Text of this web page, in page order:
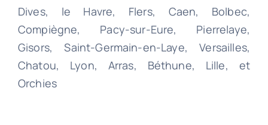
Dives, le Havre, Flers, Caen, Bolbec,
Compiègne, Pacy-sur-Eure, Pierrelaye,
Gisors, Saint-Germain-en-Laye, Versailles,
Chatou, Lyon, Arras, Béthune, Lille, et
Orchies